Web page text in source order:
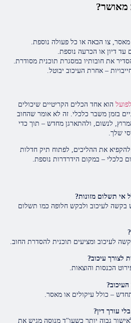
מאושר?
צו הבאה או כל פעולה נוספת.
דיון או הכרעה נוספת.
את חובותיו במסגרת תוכנית מסודרת.
– אחרת העיכוב יבוטל.
הוא אחד הכלים הקריטיים שיכולים
בזמן משבר כלכלי. זה לא אומר שהחוב
לנשום, ולהתארגן מחדש – תוך כדי
שלך.
להקפיא את ההליכים, לפתוח תיק חדלות
כלכלי – במקום הידרדרות נוספת.
תשלום מזונות?
בקשה לעיכוב ולבקש חלופה כמו תשלום
לעיכוב ומציעים תוכנית להסדרת החוב.
לצורך עיכוב?
הכנסות והוצאות.
– כולל עיקולים או מאסר.
עורך דין?
גבוה יותר כשעו"ד מנוסה מגיש את